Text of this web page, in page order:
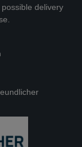
delivery